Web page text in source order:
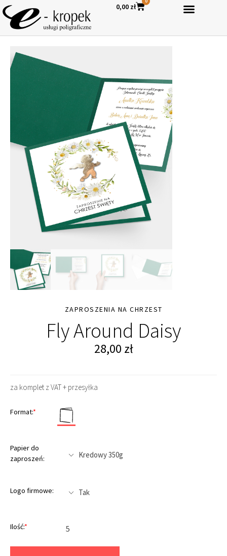
0,00 zł
ZAPROSZENIA NA CHRZEST
Fly Around Daisy
28,00 zł
za komplet z VAT + przesyłka
Format:*
Papier do
zaproszeń:
Logo firmowe:
Ilość:*